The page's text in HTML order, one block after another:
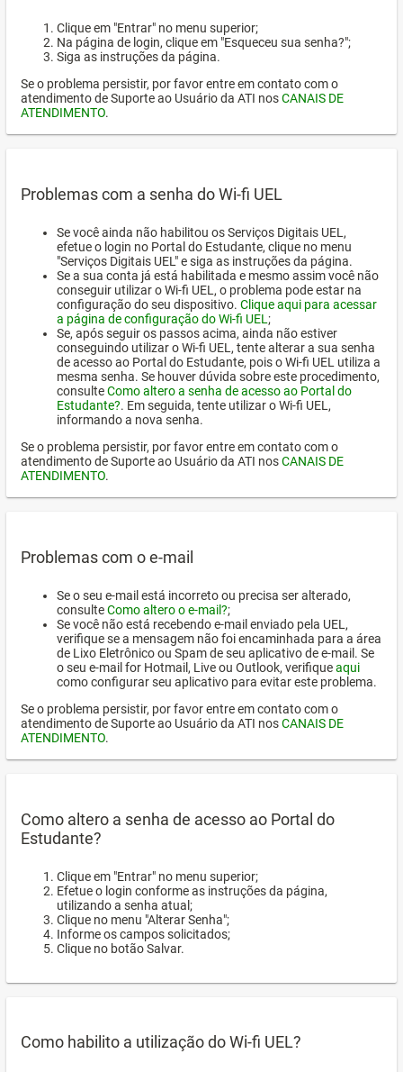
Clique em "Entrar" no menu superior;
Na página de login, clique em "Esqueceu sua senha?";
Siga as instruções da página.
Se o problema persistir, por favor entre em contato com o
atendimento de Suporte ao Usuário da ATI nosCANAIS DE
ATENDIMENTO.
Problemas com a senha do Wi-fi UEL
Se você ainda não habilitou os Serviços Digitais UEL,
efetue o login no Portal do Estudante, clique no menu
"Serviços Digitais UEL" e siga as instruções da página.
Se a sua conta já está habilitada e mesmo assim você não
conseguir utilizar o Wi-fi UEL, o problema pode estar na
configuração do seu dispositivo. Clique aqui para acessar
a página de configuração do Wi-fi UEL ;
Se, após seguir os passos acima, ainda não estiver
conseguindo utilizar o Wi-fi UEL, tente alterar a sua senha
de acesso ao Portal do Estudante, pois o Wi-fi UEL utiliza a
mesma senha. Se houver dúvida sobre este procedimento,
consulteComo altero a senha de acesso ao Portal do
Estudante?. Em seguida, tente utilizar o Wi-fi UEL,
informando a nova senha.
Se o problema persistir, por favor entre em contato com o
atendimento de Suporte ao Usuário da ATI nosCANAIS DE
ATENDIMENTO.
Problemas com o e-mail
Se o seu e-mail está incorreto ou precisa ser alterado,
consulteComo altero o e-mail?;
Se você não está recebendo e-mail enviado pela UEL,
verifique se a mensagem não foi encaminhada para a área
de Lixo Eletrônico ou Spam de seu aplicativo de e-mail. Se
o seu e-mail for Hotmail, Live ou Outlook, verifiqueaqui
como configurar seu aplicativo para evitar este problema.
Se o problema persistir, por favor entre em contato com o
atendimento de Suporte ao Usuário da ATI nosCANAIS DE
ATENDIMENTO.
Como altero a senha de acesso ao Portal do
Estudante?
Clique em "Entrar" no menu superior;
Efetue o login conforme as instruções da página,
utilizando a senha atual;
Clique no menu "Alterar Senha";
Informe os campos solicitados;
Clique no botão Salvar.
Como habilito a utilização do Wi-fi UEL?